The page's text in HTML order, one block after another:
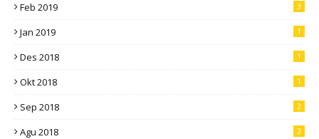
Feb 2019 3
Jan 2019 1
Des 2018 1
Okt 2018 1
Sep 2018 2
Agu 2018 2